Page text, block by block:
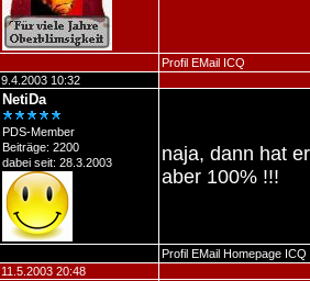
Profil EMail ICQ
9.4.2003 10:32
NetiDa
PDS-Member
Beiträge: 2200
dabei seit: 28.3.2003
naja, dann hat
aber 100% !!!
Profil EMail Homepage ICQ
11.5.2003 20:48